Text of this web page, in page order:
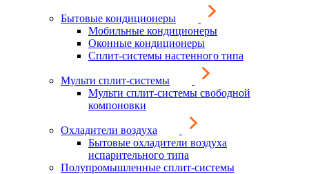
Бытовые кондиционеры
Мобильные кондиционеры
Оконные кондиционеры
Сплит-системы настенного типа
Мульти сплит-системы
Мульти сплит-системы свободной
компоновки
Охладители воздуха
Бытовые охладители воздуха
испарительного типа
Полупромышленные сплит-системы